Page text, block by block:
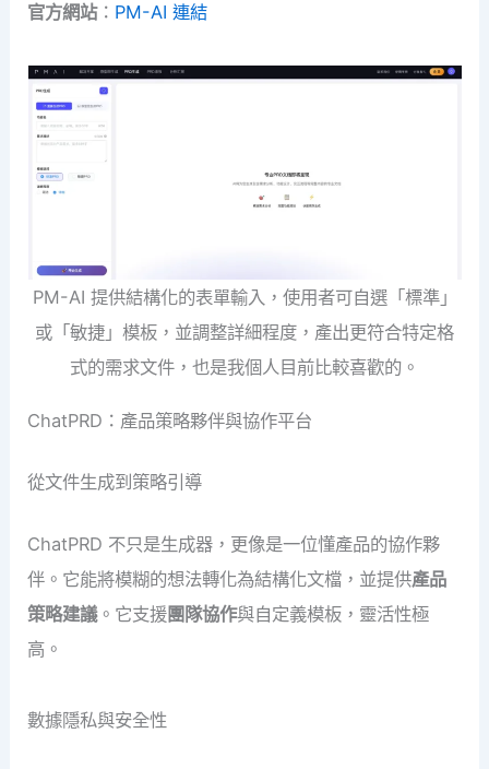
官方網站： PM-AI 連結
PM-AI 提供結構化的表單輸入，使用者可自選「標準」
或「敏捷」模板，並調整詳細程度，產出更符合特定格
式的需求文件，也是我個人目前比較喜歡的。
ChatPRD：產品策略夥伴與協作平台
從文件生成到策略引導
ChatPRD 不只是生成器，更像是一位懂產品的協作夥
伴。它能將模糊的想法轉化為結構化文檔，並提供產品
策略建議。它支援團隊協作與自定義模板，靈活性極
高。
數據隱私與安全性